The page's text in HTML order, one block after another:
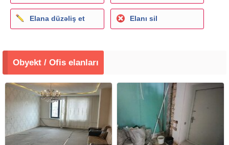
Elana düzəliş et Elanı sil
Obyekt / Ofis elanları